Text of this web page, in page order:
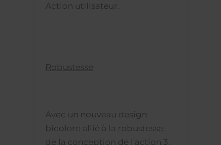
Action utilisateur.
Robustesse
Avec un nouveau design
bicolore allié à la robustesse
de la conception de l'action 3,